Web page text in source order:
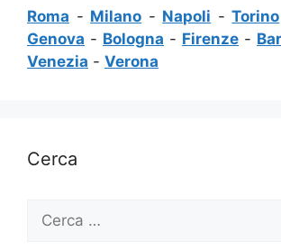
Roma - Milano - Napoli -Torino
Genova - Bologna - Firenze -
Venezia - Verona
Cerca
per: